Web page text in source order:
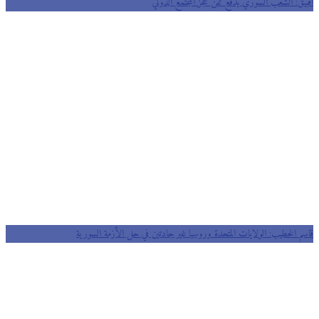
قاسم الخطيب: الولايات المتحدة وروسيا غير جادتين في حل الأزمة السورية